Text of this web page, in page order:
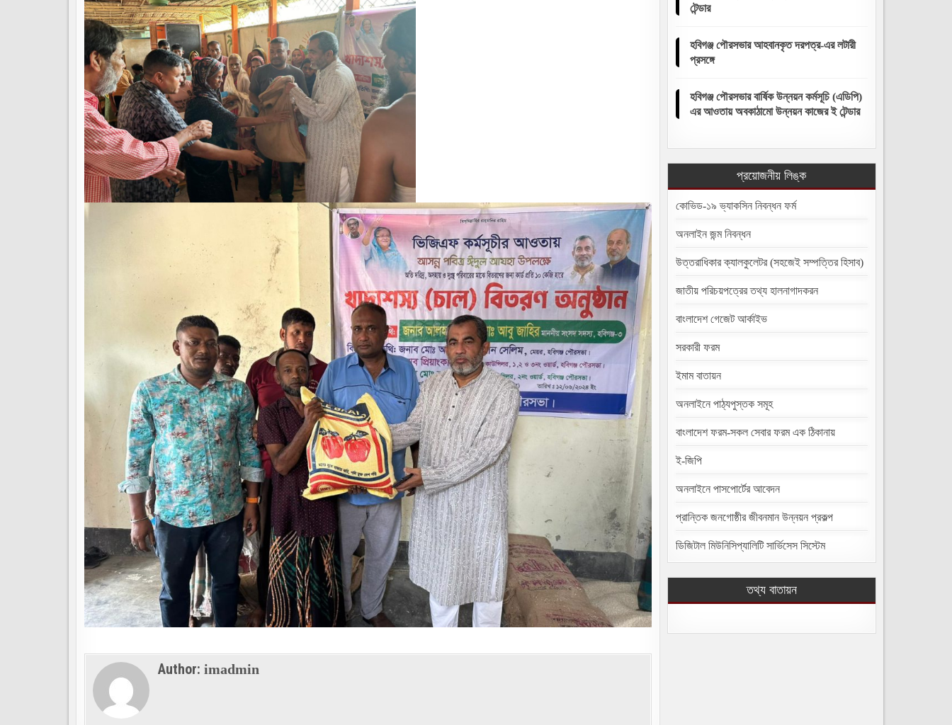
Author: imadmin
টেন্ডার
হবিগঞ্জ পৌরসভার আহবানকৃত দরপত্র-এর লটারী
প্রসঙ্গে
হবিগঞ্জ পৌরসভার বার্ষিক উন্নয়ন কর্মসূচি (এডিপি)
এর আওতায় অবকাঠামো উন্নয়ন কাজের ই টেন্ডার
প্রয়োজনীয় লিঙ্ক
কোভিড-১৯ ভ্যাকসিন নিবন্ধন ফর্ম
অনলাইন জন্ম নিবন্ধন
উত্তরাধিকার ক্যালকুলেটর (সহজেই সম্পত্তির হিসাব)
জাতীয় পরিচয়পত্রের তথ্য হালনাগাদকরন
বাংলাদেশ গেজেট আর্কাইভ
সরকারী ফরম
ইমাম বাতায়ন
অনলাইনে পাঠ্যপুস্তক সমূহ
বাংলাদেশ ফরম-সকল সেবার ফরম এক ঠিকানায়
ই-জিপি
অনলাইনে পাসপোর্টের আবেদন
প্রান্তিক জনগোষ্ঠীর জীবনমান উন্নয়ন প্রকল্প
ডিজিটাল মিউনিসিপ্যালিটি সার্ভিসেস সিস্টেম
তথ্য বাতায়ন